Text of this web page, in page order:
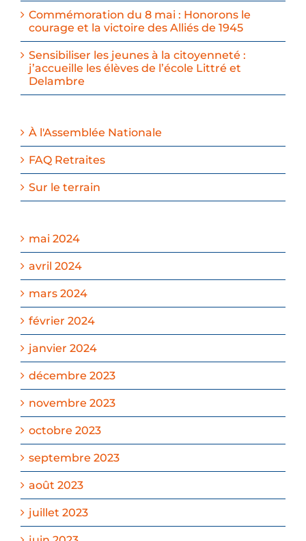
Commémoration du 8 mai : Honorons le
courage et la victoire des Alliés de 1945
Sensibiliser les jeunes à la citoyenneté :
j’accueille les élèves de l’école Littré et
Delambre
À l'Assemblée Nationale
FAQ Retraites
Sur le terrain
mai 2024
avril 2024
mars 2024
février 2024
janvier 2024
décembre 2023
novembre 2023
octobre 2023
septembre 2023
août 2023
juillet 2023